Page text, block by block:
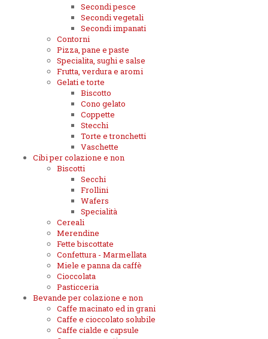
Secondi pesce
Secondi vegetali
Secondi impanati
Contorni
Pizza, pane e paste
Specialita, sughi e salse
Frutta, verdura e aromi
Gelati e torte
Biscotto
Cono gelato
Coppette
Stecchi
Torte e tronchetti
Vaschette
Cibi per colazione e non
Biscotti
Secchi
Frollini
Wafers
Specialità
Cereali
Merendine
Fette biscottate
Confettura - Marmellata
Miele e panna da caffè
Cioccolata
Pasticceria
Bevande per colazione e non
Caffe macinato ed in grani
Caffe e cioccolato solubile
Caffe cialde e capsule